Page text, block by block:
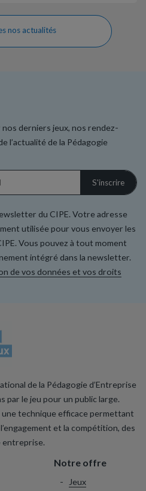
nos actualités
derniers jeux, nos rendez-
l’actualité de la Pédagogie
du CIPE. Votre adresse
utilisée pour vous envoyer les
Vous pouvez à tout moment
intégré dans la newsletter.
de vos données et vos droits
de la Pédagogie d’Entreprise
par le jeu pour un public large.
technique efficace permettant
et la compétition, des
entreprise.
Notre offre
Jeux